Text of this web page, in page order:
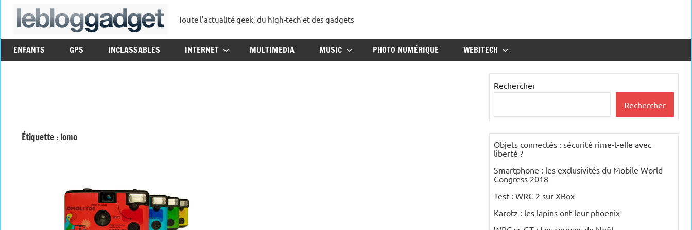
Aller
lebloggadget
Toute l'actualité geek, du high-tech et des gadgets
ENFANTS GPS INCLASSABLES INTERNET MULTIMEDIA MUSIC PHOTO NUMÉRIQUE WEB/TECH
Étiquette : lomo
Rechercher
Rechercher
Objets connectés : sécurité rime-t-elle avec
liberté ?
Smartphone : les exclusivités du Mobile World
Congress 2018
Test : WRC 2 sur XBox
Karotz : les lapins ont leur phoenix